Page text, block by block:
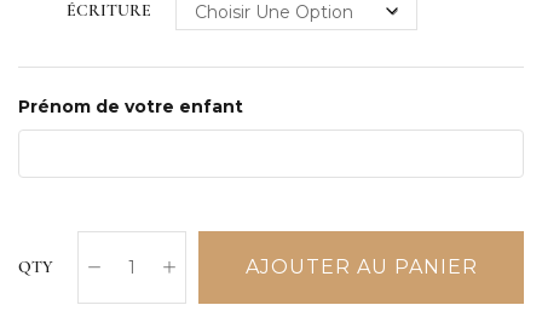
ÉCRITURE
Prénom de votre enfant
QTY AJOUTER AU PANIER